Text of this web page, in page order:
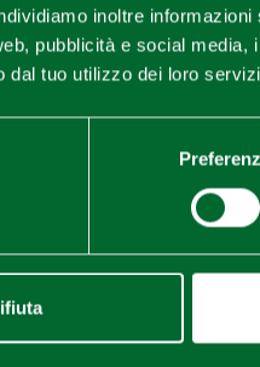
inoltre
pubblicità e social
dal tuo utilizzo dei loro